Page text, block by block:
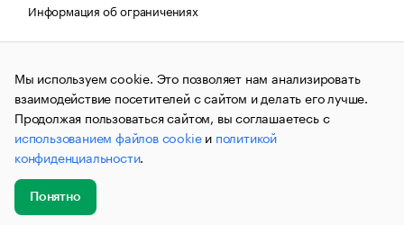
Информация об ограничениях
Правовая информация
О соблюдении авторских прав
© АО «РОСБИЗНЕСКОНСАЛТИНГ»,1995–2026.Сообщения
и материалы информационного агентства «РБК»
(зарегистрировано Федеральной службой по надзору в сфере
связи, информационных технологий и массовых
коммуникаций (Роскомнадзор) 09.12.2015 за номером ИА
№ФС77-63848) сопровождаются пометкой «РБК». Отдельные
публикации могут содержать информацию,
не предназначенную для пользователей
до 18 лет.
Мы используем cookie. Это позволяет нам анализировать
взаимодействие посетителей с сайтом и делать его лучше.
Продолжая пользоваться сайтом, вы соглашаетесь с
использованием файлов cookieи политикой
конфиденциальности.
Понятно